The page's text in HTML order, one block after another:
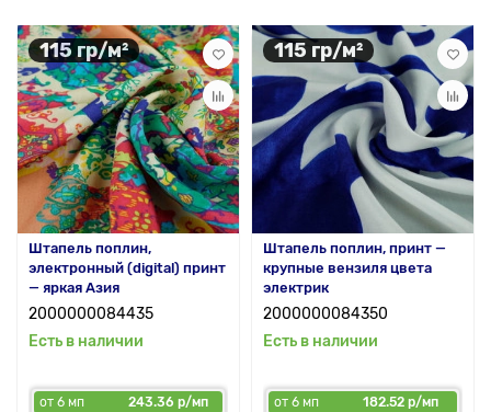
115 гр/м²
Штапель поплин,
электронный (digital) принт
— яркая Азия
2000000084435
Есть в наличии
от 6 мп
243.36 р/мп
115 гр/м²
Штапель поплин, принт —
крупные вензиля цвета
электрик
2000000084350
Есть в наличии
от 6 мп
182.52 р/мп